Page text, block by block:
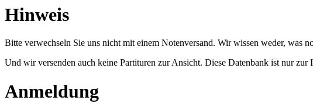
Hinweis
Bitte verwechseln Sie uns nicht mit einem Notenversand. Wir wissen weder, was
Und wir versenden auch keine Partituren zur Ansicht. Diese Datenbank ist nur
Anmeldung